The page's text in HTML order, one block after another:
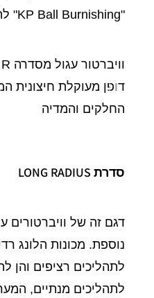
"KP Ball Burnishing" להברשה והברקה
דופן מעוקלת חיצונית
החלקים והמדיה
סדרת LONG RADIUS
דגם זה של וויברטורים
נוספת. מכונות הלונג
לתהליכים רציפים והן
לתהליכים מנתיים,